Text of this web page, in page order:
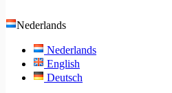
Nederlands
Nederlands
English
Deutsch